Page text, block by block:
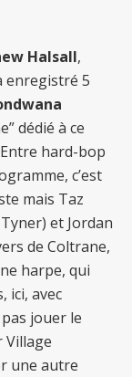
Halsall,
enregistré 5
dédié à ce
hard-bop
c’est
mais Taz
et Jordan
de Coltrane,
harpe, qui
ici, avec
jouer le
Village
une autre